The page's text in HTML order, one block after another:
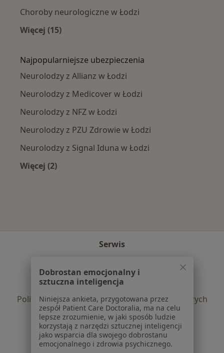
Choroby neurologiczne w Łodzi
Więcej (15)
Najpopularniejsze ubezpieczenia
Neurolodzy z Allianz w Łodzi
Neurolodzy z Medicover w Łodzi
Neurolodzy z NFZ w Łodzi
Neurolodzy z PZU Zdrowie w Łodzi
Neurolodzy z Signal Iduna w Łodzi
Więcej (2)
Serwis
Polityka prywatności pacjentów
Polityka prywatności profesjonalistów
Polityka prywatności dla profesjonalistów, których
dane pozyskaliśmy samodzielnie
Polityka cookies
Jak działają wyniki wyszukiwania
Dostępność
Dobrostan emocjonalny i
sztuczna inteligencja
Niniejsza ankieta, przygotowana przez
zespół Patient Care Doctoralia, ma na celu
lepsze zrozumienie, w jaki sposób ludzie
korzystają z narzędzi sztucznej inteligencji
jako wsparcia dla swojego dobrostanu
emocjonalnego i zdrowia psychicznego.